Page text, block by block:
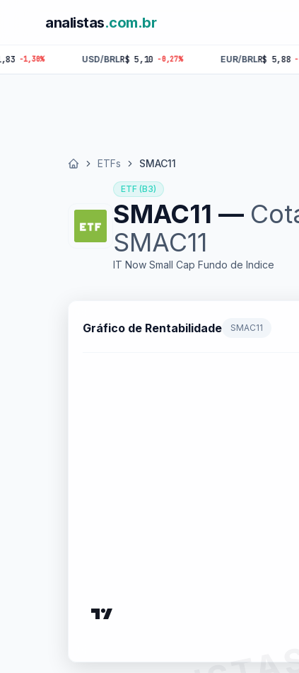
analistas.com.br
USD/BRL R$ 5,10 -0,27% EUR/BRL R$ 5,88 -0,48%
Início ETFs SMAC11
ETF (B3)
SMAC11 —
SMAC11
IT Now Small Cap Fundo de Indice
Gráfico de Rentabilidade SMAC11